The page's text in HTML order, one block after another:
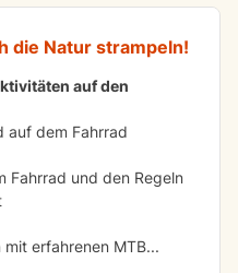
die Natur strampeln!
auf den
auf dem Fahrrad
Fahrrad und den Regeln
mit erfahrenen MTB...